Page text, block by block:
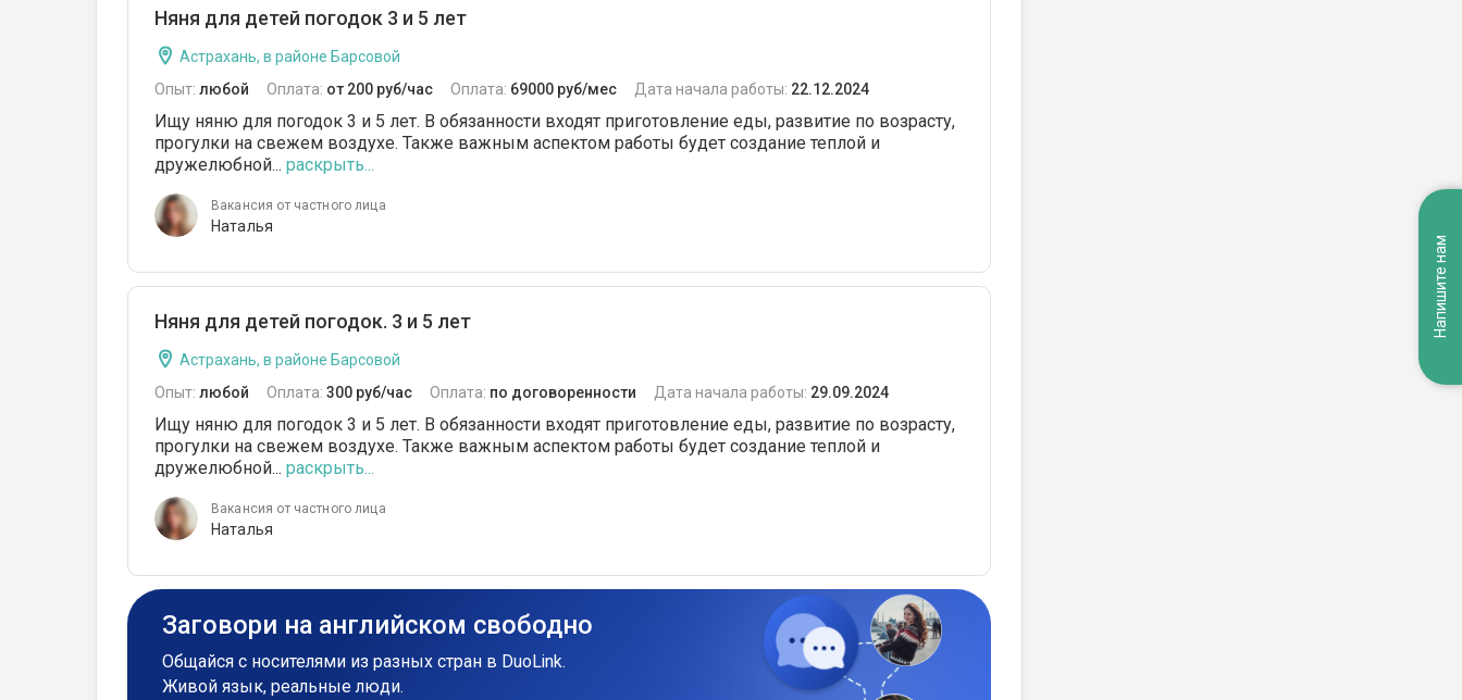
Няня для детей погодок 3 и 5 лет
Астрахань, в районе Барсовой
Опыт: любой Оплата: от 200 руб/час Оплата: 69000 руб/мес Дата начала работы: 22.12.2024
Ищу няню для погодок 3 и 5 лет. В обязанности входят приготовление еды, развитие по возрасту,
прогулки на свежем воздухе. Также важным аспектом работы будет создание теплой и
дружелюбной... раскрыть...
Вакансия от частного лица
Наталья
Няня для детей погодок. 3 и 5 лет
Астрахань, в районе Барсовой
Опыт: любой Оплата: 300 руб/час Оплата: по договоренности Дата начала работы: 29.09.2024
Ищу няню для погодок 3 и 5 лет. В обязанности входят приготовление еды, развитие по возрасту,
прогулки на свежем воздухе. Также важным аспектом работы будет создание теплой и
дружелюбной... раскрыть...
Вакансия от частного лица
Наталья
Заговори на английском свободно
Общайся с носителями из разных стран в DuoLink.
Живой язык, реальные люди.
Напишите нам